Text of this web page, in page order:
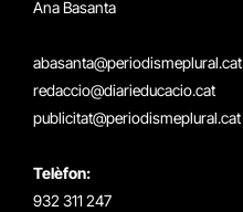
Ana Basanta
abasanta@periodismeplural.cat
redaccio@diarieducacio.cat
publicitat@periodismeplural.cat
Telèfon:
932 311 247